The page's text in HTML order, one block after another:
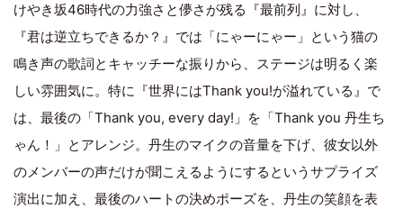
けやき坂46時代の力強さと儚さが残る『最前列』に対し、
『君は逆立ちできるか？』では「にゃーにゃー」という猫の
鳴き声の歌詞とキャッチーな振りから、ステージは明るく楽
しい雰囲気に。特に『世界にはThank you!が溢れている』で
は、最後の「Thank you, every day!」を「Thank you 丹生ち
ゃん！」とアレンジ。丹生のマイクの音量を下げ、彼女以外
のメンバーの声だけが聞こえるようにするというサプライズ
演出に加え、最後のハートの決めポーズを、丹生の笑顔を表